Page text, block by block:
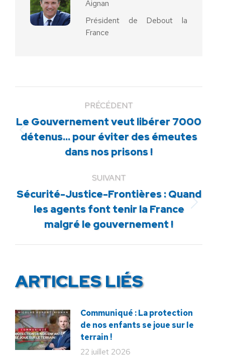
Aignan
Président de Debout la
France
PRÉCÉDENT
Article
précédent
:
Le Gouvernement veut libérer 7000
détenus… pour éviter des émeutes
dans nos prisons !
SUIVANT
Article
:
Sécurité-Justice-Frontières : Quand
les agents font tenir la France
malgré le gouvernement !
ARTICLES LIÉS
Communiqué : La protection
de nos enfants se joue sur le
terrain !
22 juillet 2026